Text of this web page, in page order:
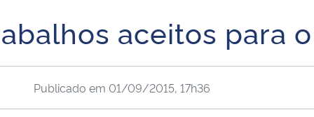
Advocacia-Geral da União Banco Central do Brasil
aceitos para
Publicado em 01/09/2015, 17h36